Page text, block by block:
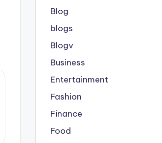
Blog
blogs
Blogv
Business
Entertainment
Fashion
Finance
Food